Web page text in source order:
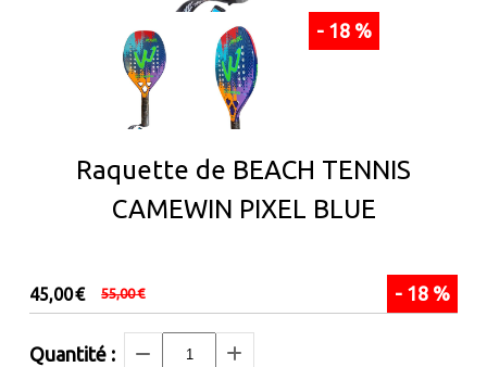
- 18 %
Raquette de BEACH TENNIS
CAMEWIN PIXEL BLUE
- 18 %
45,00€ 55,00€
Quantité :